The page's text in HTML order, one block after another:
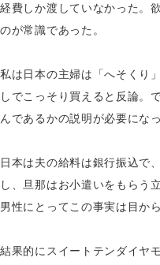
経費しか渡していなかった。
のが常識であった。
私は日本の主婦は「へそくり
しでこっそり買えると反論。
んであるかの説明が必要になっ
日本は夫の給料は銀行振込で
し、旦那はお小遣いをもらう
男性にとってこの事実は目か
結果的にスイートテンダイヤ